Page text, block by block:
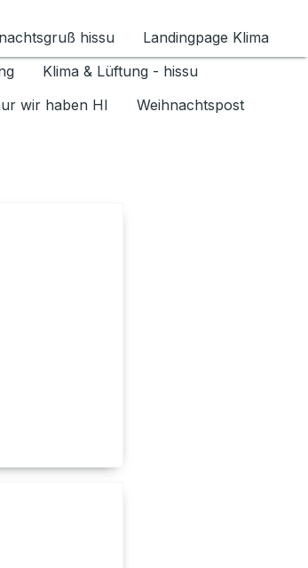
1.6.2026 umschalten
hissu
Landingpage Klima
Klima & Lüftung - hissu
wir haben HI
Weihnachtspost